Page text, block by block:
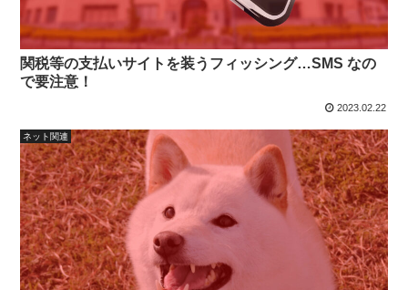
関税等の支払いサイトを装うフィッシング…SMS なの
で要注意！
2023.02.22
ネット関連